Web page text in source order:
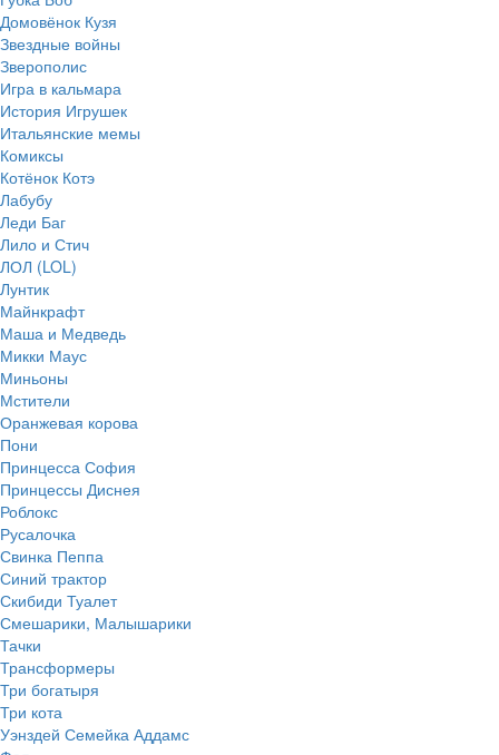
Домовёнок Кузя
Звездные войны
Зверополис
Игра в кальмара
История Игрушек
Итальянские мемы
Комиксы
Котёнок Котэ
Лабубу
Леди Баг
Лило и Стич
ЛОЛ (LOL)
Лунтик
Майнкрафт
Маша и Медведь
Микки Маус
Миньоны
Мстители
Оранжевая корова
Пони
Принцесса София
Принцессы Диснея
Роблокс
Русалочка
Свинка Пеппа
Синий трактор
Скибиди Туалет
Смешарики, Малышарики
Тачки
Трансформеры
Три богатыря
Три кота
Уэнздей Семейка Аддамс